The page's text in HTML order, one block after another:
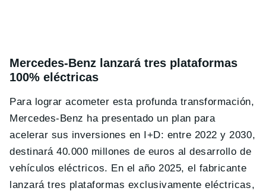
Mercedes-Benz lanzará tres plataformas
100% eléctricas
Para lograr acometer esta profunda transformación,
Mercedes-Benz ha presentado un plan para
acelerar sus inversiones en I+D: entre 2022 y 2030,
destinará 40.000 millones de euros al desarrollo de
vehículos eléctricos. En el año 2025, el fabricante
lanzará tres plataformas exclusivamente eléctricas,